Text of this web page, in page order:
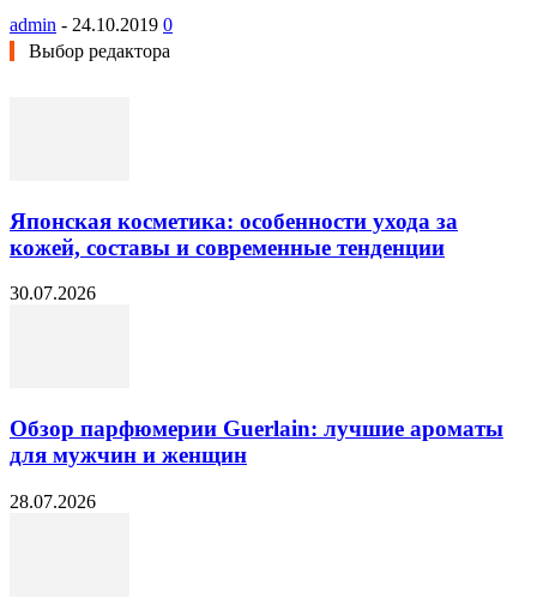
admin - 24.10.2019 0
Выбор редактора
Японская косметика: особенности ухода за
кожей, составы и современные тенденции
30.07.2026
Обзор парфюмерии Guerlain: лучшие ароматы
для мужчин и женщин
28.07.2026